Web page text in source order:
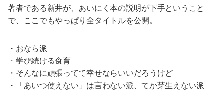
著者である新井が、あいにく本の説明が下手ということ
で、ここでもやっぱり全タイトルを公開。
・おなら派
・学び続ける食育
・そんなに頑張ってて幸せならいいだろうけど
・「あいつ使えない」は言わない派、てか芽生えない派